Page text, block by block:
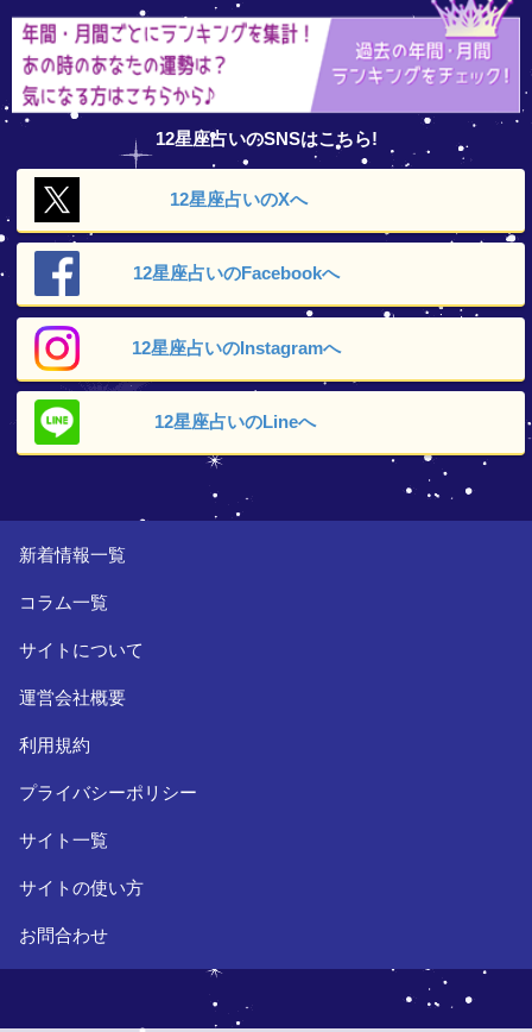
12星座占いのSNSはこちら!
12星座占いのXへ
12星座占いのFacebookへ
12星座占いのInstagramへ
12星座占いのLineへ
新着情報一覧
コラム一覧
サイトについて
運営会社概要
利用規約
プライバシーポリシー
サイト一覧
サイトの使い方
お問合わせ